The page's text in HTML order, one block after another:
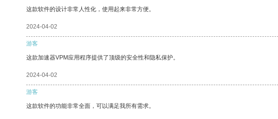
这款软件的设计非常人性化，使用起来非常方便。
2024-04-02
游客
这款加速器VPM应用程序提供了顶级的安全性和隐私保护。
2024-04-02
游客
这款软件的功能非常全面，可以满足我所有需求。